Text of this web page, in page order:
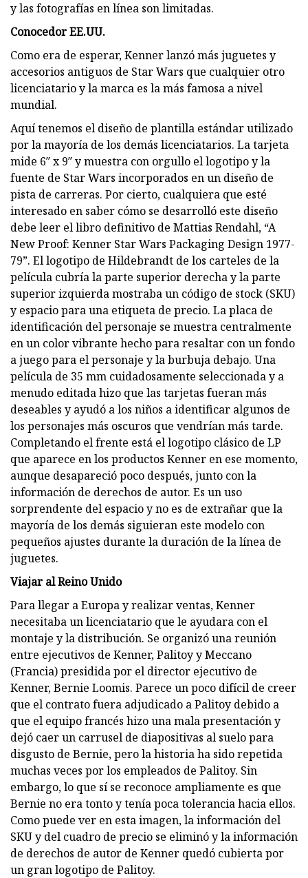
y las fotografías en línea son limitadas.
Conocedor EE.UU.
Como era de esperar, Kenner lanzó más juguetes y
accesorios antiguos de Star Wars que cualquier otro
licenciatario y la marca es la más famosa a nivel
mundial.
Aquí tenemos el diseño de plantilla estándar utilizado
por la mayoría de los demás licenciatarios. La tarjeta
mide 6″ x 9″ y muestra con orgullo el logotipo y la
fuente de Star Wars incorporados en un diseño de
pista de carreras. Por cierto, cualquiera que esté
interesado en saber cómo se desarrolló este diseño
debe leer el libro definitivo de Mattias Rendahl, “A
New Proof: Kenner Star Wars Packaging Design 1977-
79”. El logotipo de Hildebrandt de los carteles de la
película cubría la parte superior derecha y la parte
superior izquierda mostraba un código de stock (SKU)
y espacio para una etiqueta de precio. La placa de
identificación del personaje se muestra centralmente
en un color vibrante hecho para resaltar con un fondo
a juego para el personaje y la burbuja debajo. Una
película de 35 mm cuidadosamente seleccionada y a
menudo editada hizo que las tarjetas fueran más
deseables y ayudó a los niños a identificar algunos de
los personajes más oscuros que vendrían más tarde.
Completando el frente está el logotipo clásico de LP
que aparece en los productos Kenner en ese momento,
aunque desapareció poco después, junto con la
información de derechos de autor. Es un uso
sorprendente del espacio y no es de extrañar que la
mayoría de los demás siguieran este modelo con
pequeños ajustes durante la duración de la línea de
juguetes.
Viajar al Reino Unido
Para llegar a Europa y realizar ventas, Kenner
necesitaba un licenciatario que le ayudara con el
montaje y la distribución. Se organizó una reunión
entre ejecutivos de Kenner, Palitoy y Meccano
(Francia) presidida por el director ejecutivo de
Kenner, Bernie Loomis. Parece un poco difícil de creer
que el contrato fuera adjudicado a Palitoy debido a
que el equipo francés hizo una mala presentación y
dejó caer un carrusel de diapositivas al suelo para
disgusto de Bernie, pero la historia ha sido repetida
muchas veces por los empleados de Palitoy. Sin
embargo, lo que sí se reconoce ampliamente es que
Bernie no era tonto y tenía poca tolerancia hacia ellos.
Como puede ver en esta imagen, la información del
SKU y del cuadro de precio se eliminó y la información
de derechos de autor de Kenner quedó cubierta por
un gran logotipo de Palitoy.